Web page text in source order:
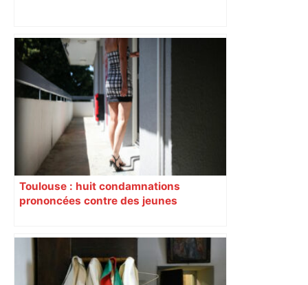
Mort mystérieuse près de Toulouse :
une émission de M6 revient sur l'affaire
Christian Abraham, retrouvé la gorge
tranchée et recouvert de feuilles il y a
deux ans – ladepeche.fr
Toulouse : huit condamnations
prononcées contre des jeunes